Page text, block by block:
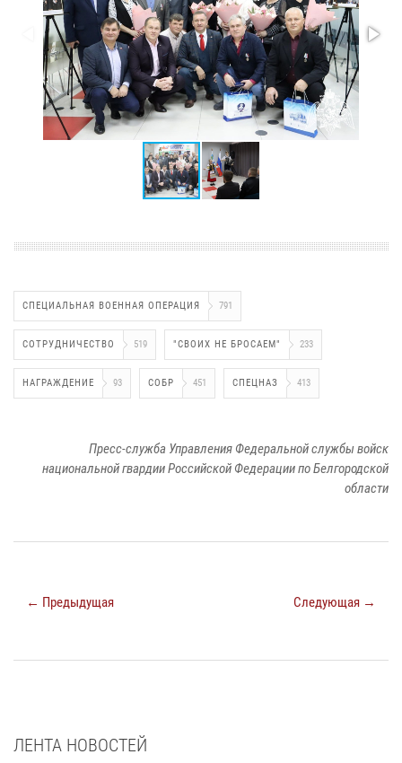
СПЕЦИАЛЬНАЯ ВОЕННАЯ ОПЕРАЦИЯ 791
СОТРУДНИЧЕСТВО 519 "СВОИХ НЕ БРОСАЕМ" 233
НАГРАЖДЕНИЕ 93 СОБР 451 СПЕЦНАЗ 413
Пресс-служба Управления Федеральной службы войск
национальной гвардии Российской Федерации по Белгородской
области
← Предыдущая Следующая →
ЛЕНТА НОВОСТЕЙ